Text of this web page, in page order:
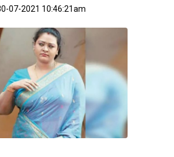
07-2021 10:46:21am